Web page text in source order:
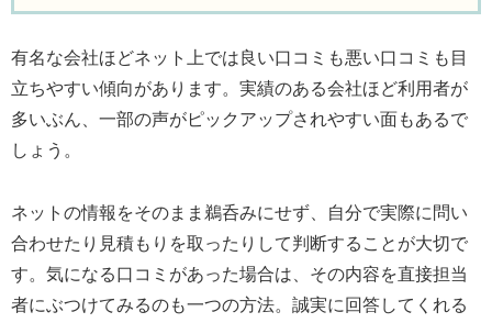
有名な会社ほどネット上では良い口コミも悪い口コミも目
立ちやすい傾向があります。実績のある会社ほど利用者が
多いぶん、一部の声がピックアップされやすい面もあるで
しょう。
ネットの情報をそのまま鵜呑みにせず、自分で実際に問い
合わせたり見積もりを取ったりして判断することが大切で
す。気になる口コミがあった場合は、その内容を直接担当
者にぶつけてみるのも一つの方法。誠実に回答してくれる